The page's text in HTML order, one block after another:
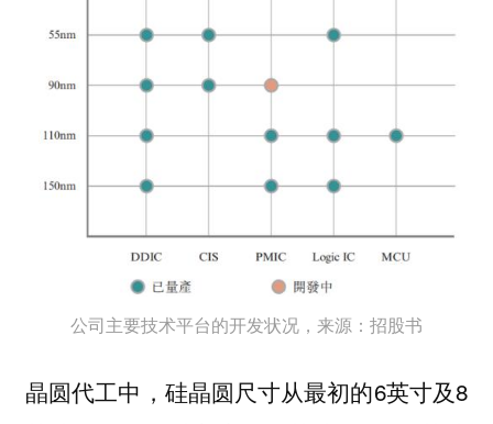
公司主要技术平台的开发状况，来源：招股书
晶圆代工中，硅晶圆尺寸从最初的6英寸及8